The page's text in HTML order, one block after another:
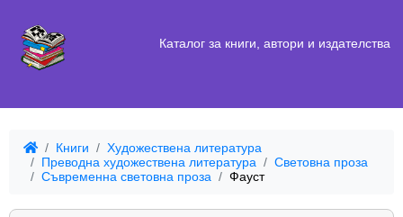
Каталог за книги, автори и издателства
Книги
Художествена литература
Преводна художествена литература
Световна проза
Съвременна световна проза
Фауст